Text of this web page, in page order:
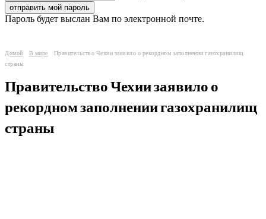
Пароль будет выслан Вам по электронной почте.
Домой В мире
Правительство Чехии заявило о рекордном заполнении газохранилищ
страны
Правительство Чехии заявило о
рекордном заполнении газохранилищ
страны